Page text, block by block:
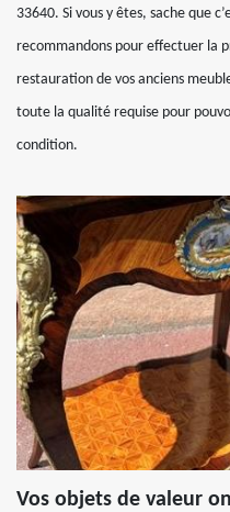
33640. Si vous y êtes, sache que
recommandons pour effectuer la
restauration de vos anciens
toute la qualité requise pour
condition.
Vos objets de valeur